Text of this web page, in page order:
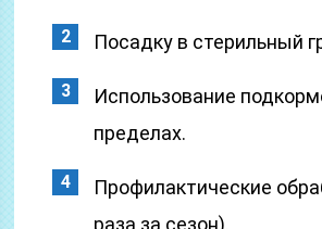
Посадку в стерильный
Использование
пределах.
Профилактические
раза за сезон).